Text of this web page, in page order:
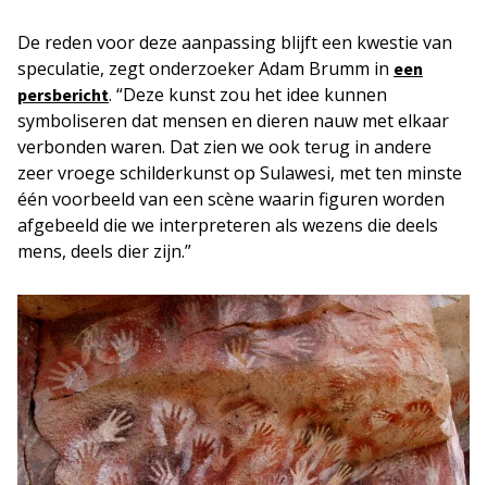
De reden voor deze aanpassing blijft een kwestie van
speculatie, zegt onderzoeker Adam Brumm in een
persbericht. “Deze kunst zou het idee kunnen
symboliseren dat mensen en dieren nauw met elkaar
verbonden waren. Dat zien we ook terug in andere
zeer vroege schilderkunst op Sulawesi, met ten minste
één voorbeeld van een scène waarin figuren worden
afgebeeld die we interpreteren als wezens die deels
mens, deels dier zijn.”